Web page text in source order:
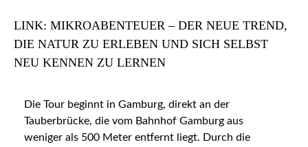
LINK: MIKROABENTEUER – DER NEUE TREND,
DIE NATUR ZU ERLEBEN UND SICH SELBST
NEU KENNEN ZU LERNEN
Die Tour beginnt in Gamburg, direkt an der
Tauberbrücke, die vom Bahnhof Gamburg aus
weniger als 500 Meter entfernt liegt. Durch die